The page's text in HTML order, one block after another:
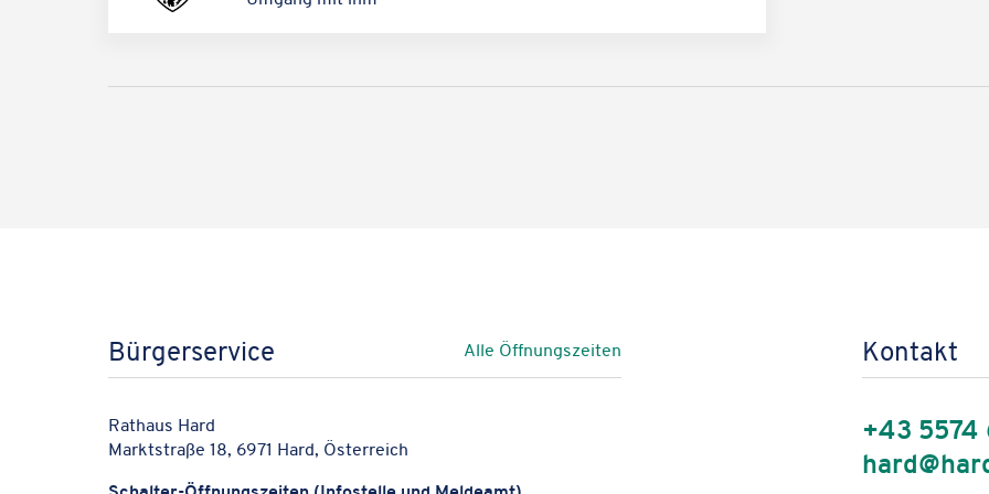
Bürgerservice Alle Öffnungszeiten
Rathaus Hard
Marktstraße 18, 6971 Hard, Österreich
Kontakt
+43 5574